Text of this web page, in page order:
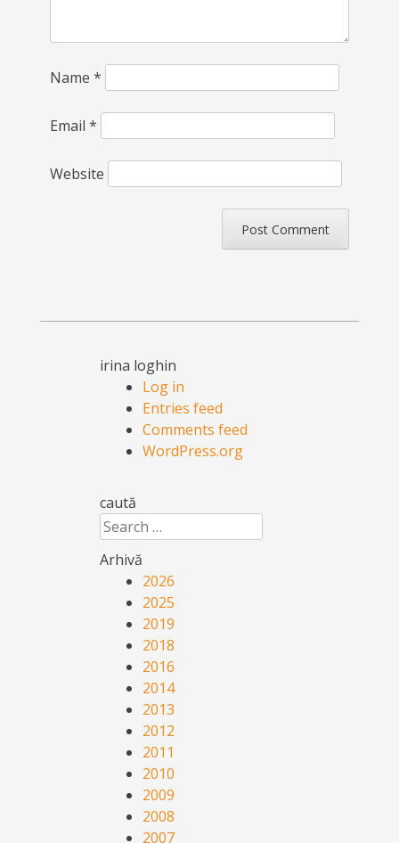
Name *
Email *
Website
irina loghin
Log in
Entries feed
Comments feed
WordPress.org
caută
Search
Arhivă
2026
2025
2019
2018
2016
2014
2013
2012
2011
2010
2009
2008
2007